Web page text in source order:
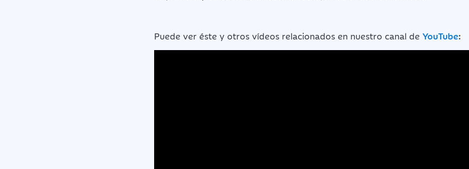
Puede ver éste y otros vídeos relacionados en nuestro canal de YouTube: